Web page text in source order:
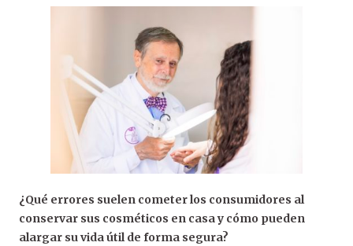
¿Qué errores suelen cometer los consumidores al
conservar sus cosméticos en casa y cómo pueden
alargar su vida útil de forma segura?